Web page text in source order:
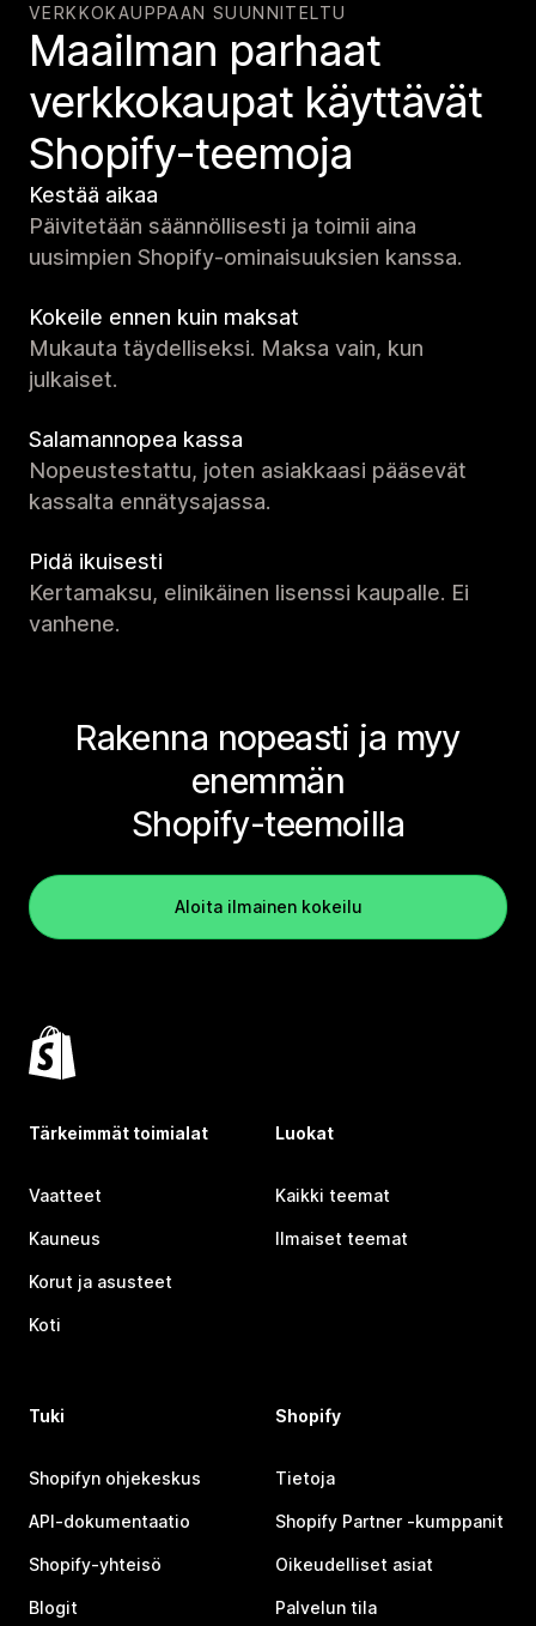
VERKKOKAUPPAAN SUUNNITELTU
Maailman parhaat
verkko­kaupat käyttävät
Shopify-teemoja
Kestää aikaa
Päivitetään säännöllisesti ja toimii aina
uusimpien Shopify-ominaisuuksien kanssa.
Kokeile ennen kuin maksat
Mukauta täydelliseksi. Maksa vain, kun
julkaiset.
Salamannopea kassa
Nopeustestattu, joten asiakkaasi pääsevät
kassalta ennätysajassa.
Pidä ikuisesti
Kertamaksu, elinikäinen lisenssi kaupalle. Ei
vanhene.
Rakenna nopeasti ja myy
enemmän
Shopify-teemoilla
Aloita ilmainen kokeilu
Tärkeimmät toimialat
Vaatteet
Kauneus
Korut ja asusteet
Koti
Luokat
Kaikki teemat
Ilmaiset teemat
Tuki
Shopifyn ohjekeskus
API-dokumentaatio
Shopify-yhteisö
Blogit
Shopify
Tietoja
Shopify Partner ‑kumppanit
Oikeudelliset asiat
Palvelun tila